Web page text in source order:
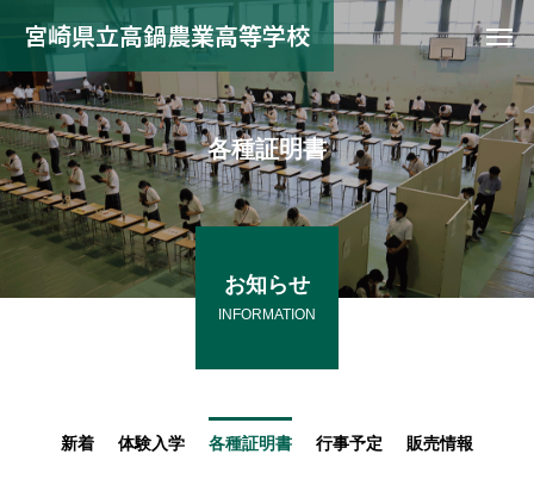
宮崎県立高鍋農業高等学校
各種証明書
お知らせ
INFORMATION
新着 体験入学 各種証明書 行事予定 販売情報